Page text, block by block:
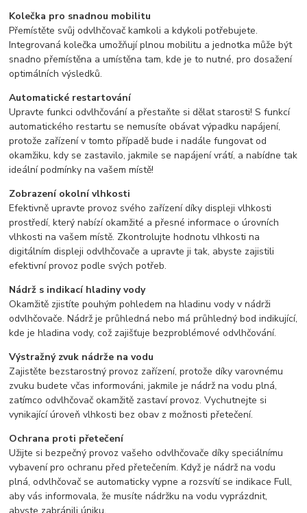
Kolečka pro snadnou mobilitu
Přemístěte svůj odvlhčovač kamkoli a kdykoli potřebujete.
Integrovaná kolečka umožňují plnou mobilitu a jednotka může být
snadno přemístěna a umístěna tam, kde je to nutné, pro dosažení
optimálních výsledků.
Automatické restartování
Upravte funkci odvlhčování a přestaňte si dělat starosti! S funkcí
automatického restartu se nemusíte obávat výpadku napájení,
protože zařízení v tomto případě bude i nadále fungovat od
okamžiku, kdy se zastavilo, jakmile se napájení vrátí, a nabídne tak
ideální podmínky na vašem místě!
Zobrazení okolní vlhkosti
Efektivně upravte provoz svého zařízení díky displeji vlhkosti
prostředí, který nabízí okamžité a přesné informace o úrovních
vlhkosti na vašem místě. Zkontrolujte hodnotu vlhkosti na
digitálním displeji odvlhčovače a upravte ji tak, abyste zajistili
efektivní provoz podle svých potřeb.
Nádrž s indikací hladiny vody
Okamžitě zjistíte pouhým pohledem na hladinu vody v nádrži
odvlhčovače. Nádrž je průhledná nebo má průhledný bod indikující,
kde je hladina vody, což zajišťuje bezproblémové odvlhčování.
Výstražný zvuk nádrže na vodu
Zajistěte bezstarostný provoz zařízení, protože díky varovnému
zvuku budete včas informováni, jakmile je nádrž na vodu plná,
zatímco odvlhčovač okamžitě zastaví provoz. Vychutnejte si
vynikající úroveň vlhkosti bez obav z možnosti přetečení.
Ochrana proti přetečení
Užijte si bezpečný provoz vašeho odvlhčovače díky speciálnímu
vybavení pro ochranu před přetečením. Když je nádrž na vodu
plná, odvlhčovač se automaticky vypne a rozsvítí se indikace Full,
aby vás informovala, že musíte nádržku na vodu vyprázdnit,